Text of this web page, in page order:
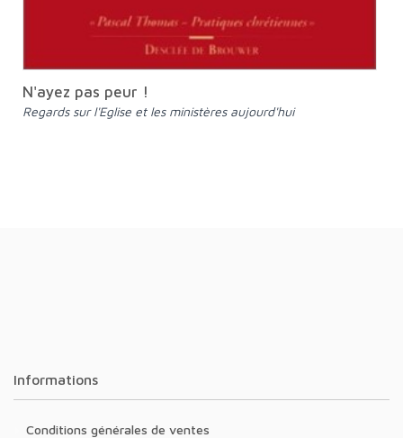
N'ayez pas peur !
Regards sur l'Eglise et les ministères aujourd'hui
Informations
Conditions générales de ventes